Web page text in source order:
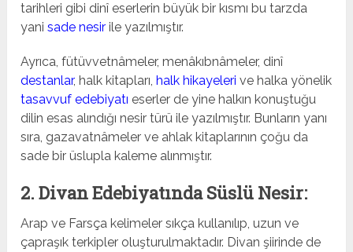
tarihleri gibi dinî eserlerin büyük bir kısmı bu tarzda
yanisade nesir ile yazılmıştır.
Ayrıca, fütüvvetnâmeler, menâkıbnâmeler, dinî
destanlar, halk kitapları, halk hikayeleri ve halka yönelik
tasavvuf edebiyatı eserler de yine halkın konuştuğu
dilin esas alındığı nesir türü ile yazılmıştır. Bunların yanı
sıra, gazavatnâmeler ve ahlak kitaplarının çoğu da
sade bir üslupla kaleme alınmıştır.
2. Divan Edebiyatında Süslü Nesir:
Arap ve Farsça kelimeler sıkça kullanılıp, uzun ve
çapraşık terkipler oluşturulmaktadır. Divan şiirinde de